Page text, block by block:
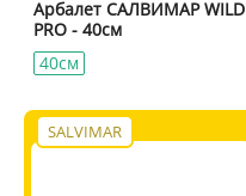
Арбалет САЛВИМАР WILD
PRO - 40см
40см
SALVIMAR